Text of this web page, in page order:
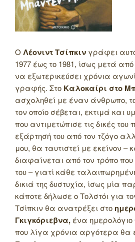
Ο Λέονιντ Τσίπκιν γράφει
1977 έως το 1981, ίσως μετά
να εξωτερικεύσει χρόνια
γραφής. Στο Καλοκαίρι στο
ασχοληθεί με έναν άνθρωπο,
τον οποίο σέβεται, εκτιμά και
που αντιμετώπισε τις δικές του
εξάρτησή του από τον τζόγο
μου, θα ταυτιστεί με εκείνον –
διαφαίνεται από τον τρόπο
του – γιατί κάθε
δικιά της δυστυχία, ίσως μία
κάποτε δήλωσε ο Τολστόι για
Τσίπκιν θα ανατρέξει στο
Γκιγκόριεβνα, ένα ημερολόγιο
που λίγα χρόνια αργότερα